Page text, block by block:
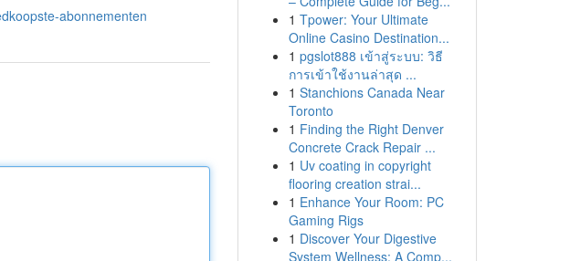
abonnementen
1 Tpower: Your Ultimate
Online Casino Destination...
1 pgslot888 เข้าสู่ระบบ: วิธี
การเข้าใช้งานล่าสุด ...
1 Stanchions Canada Near
Toronto
1 Finding the Right Denver
Concrete Crack Repair ...
1 Uv coating in copyright
flooring creation strai...
1 Enhance Your Room: PC
Gaming Rigs
1 Discover Your Digestive
System Wellness: A Comp...